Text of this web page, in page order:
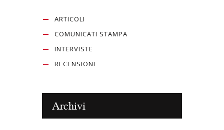
ARTICOLI
COMUNICATI STAMPA
INTERVISTE
RECENSIONI
Archivi